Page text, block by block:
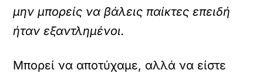
μην μπορείς να βάλεις παίκτες επειδή
ήταν εξαντλημένοι.
Μπορεί να αποτύχαμε, αλλά να είστε